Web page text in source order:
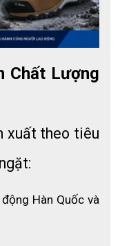
TCVN 2606-78
Chất Lượng
xuất theo tiêu
Hàn Quốc và